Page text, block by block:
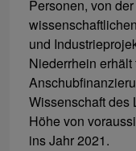
Personen, von
und
Niederrhein
Wissenschaft des
Höhe von
ins Jahr 2021.